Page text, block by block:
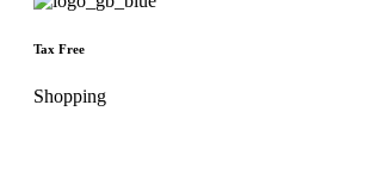
Tax Free
Shopping